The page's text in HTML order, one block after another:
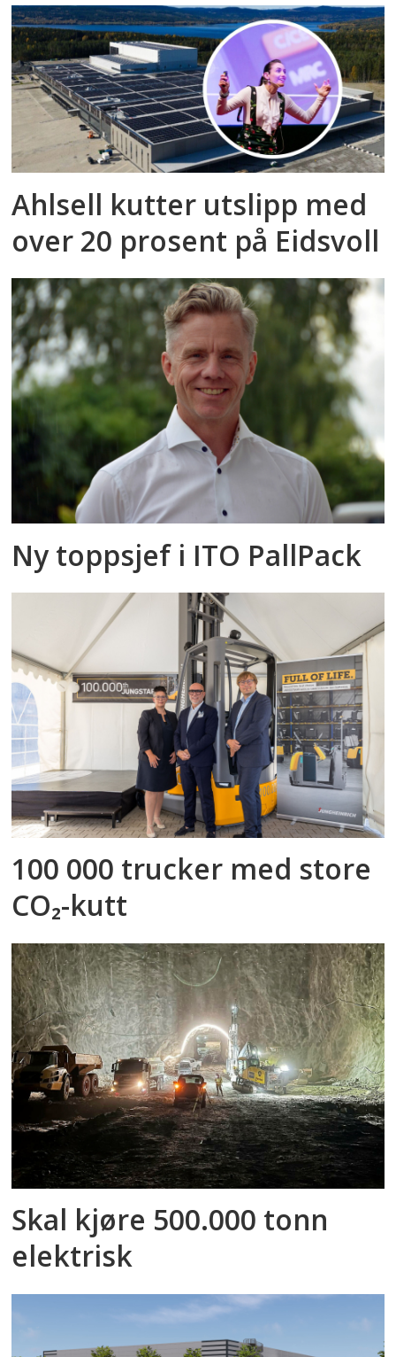
Ahlsell kutter utslipp med
over 20 prosent på Eidsvoll
Ny toppsjef i ITO PallPack
100 000 trucker med store
CO₂-kutt
Skal kjøre 500.000 tonn
elektrisk